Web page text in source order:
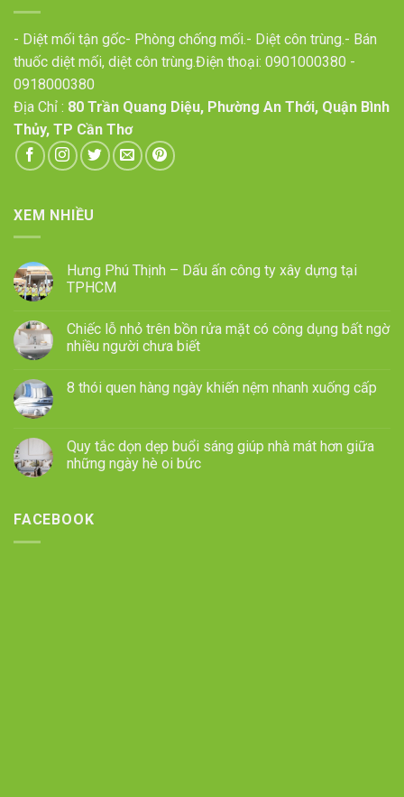
- Diệt mối tận gốc- Phòng chống mối.- Diệt côn trùng.- Bán
thuốc diệt mối, diệt côn trùng.Điện thoại: 0901000380 -
0918000380
Địa Chỉ : 80 Trần Quang Diệu, Phường An Thới, Quận Bình
Thủy, TP Cần Thơ
XEM NHIỀU
Hưng Phú Thịnh – Dấu ấn công ty xây dựng tại
TPHCM
Chiếc lỗ nhỏ trên bồn rửa mặt có công dụng bất ngờ
nhiều người chưa biết
8 thói quen hàng ngày khiến nệm nhanh xuống cấp
Quy tắc dọn dẹp buổi sáng giúp nhà mát hơn giữa
những ngày hè oi bức
FACEBOOK